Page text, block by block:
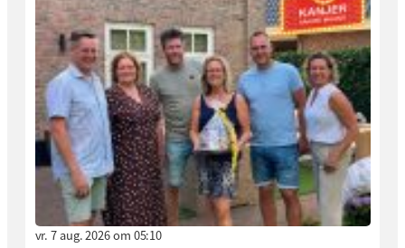
vr. 7 aug. 2026 om 05:10